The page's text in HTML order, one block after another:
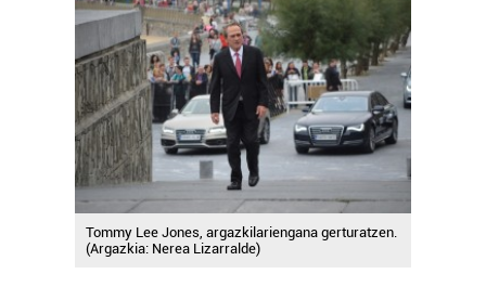
Tommy Lee Jones, argazkilariengana gerturatzen.
(Argazkia: Nerea Lizarralde)